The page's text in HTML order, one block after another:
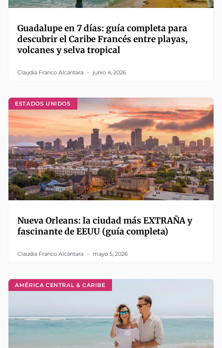
Guadalupe en 7 días: guía completa para
descubrir el Caribe Francés entre playas,
volcanes y selva tropical
Claudia Franco Alcántara junio 4, 2026
ESTADOS UNIDOS
Nueva Orleans: la ciudad más EXTRAÑA y
fascinante de EEUU (guía completa)
Claudia Franco Alcántara mayo 5, 2026
AMÉRICA CENTRAL & CARIBE